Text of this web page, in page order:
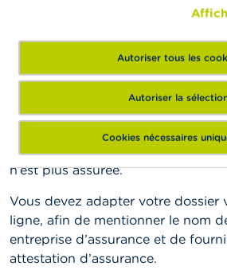
Autoriser tous les
Autoriser la
Cookies nécessaires
condition légale en produisant
Les reconductions ou
doiventpasêtre transmises à la
reste valable jusqu’au moment où
l’entreprise d’assurance ou le
plus, vous êtes tenu d’aviser
lorsque votre responsabilité civile
n’est plus assurée.
Vous devez adapter votre dossier
ligne, afin de mentionner le nom
entreprise d’assurance et de
attestation d’assurance.